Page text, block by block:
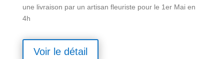
une livraison par un artisan fleuriste pour le 1er Mai en
4h
Voir le détail